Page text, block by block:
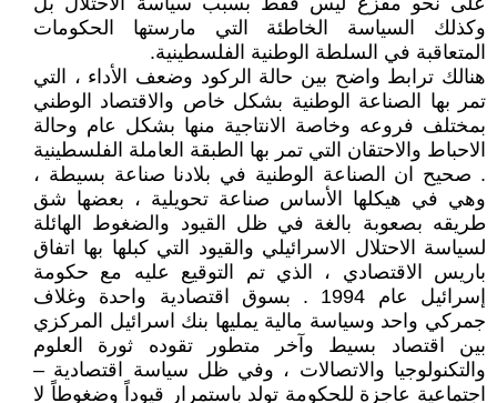
وكذلك السياسة الخاطئة التي مارستها الحكومات
المتعاقبة في السلطة الوطنية الفلسطينية.
هنالك ترابط واضح بين حالة الركود وضعف الأداء ، التي
تمر بها الصناعة الوطنية بشكل خاص والاقتصاد الوطني
بمختلف فروعه وخاصة الانتاجية منها بشكل عام وحالة
الاحباط والاحتقان التي تمر بها الطبقة العاملة الفلسطينية
. صحيح ان الصناعة الوطنية في بلادنا صناعة بسيطة ،
وهي في هيكلها الأساس صناعة تحويلية ، بعضها شق
طريقه بصعوبة بالغة في ظل القيود والضغوط الهائلة
لسياسة الاحتلال الاسرائيلي والقيود التي كبلها بها اتفاق
باريس الاقتصادي ، الذي تم التوقيع عليه مع حكومة
إسرائيل عام 1994 . بسوق اقتصادية واحدة وغلاف
جمركي واحد وسياسة مالية يمليها بنك اسرائيل المركزي
بين اقتصاد بسيط وآخر متطور تقوده ثورة العلوم
والتكنولوجيا والاتصالات ، وفي ظل سياسة اقتصادية –
اجتماعية عاجزة للحكومة تولد باستمرار قيوداً وضغوطاً لا